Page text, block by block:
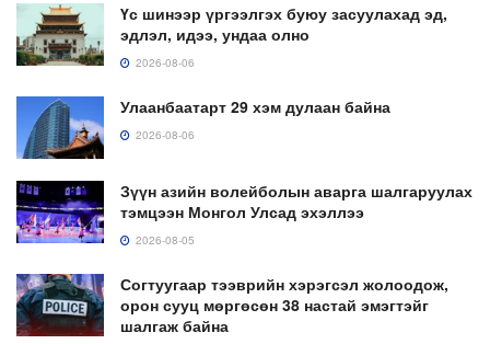
Үс шинээр үргээлгэх буюу засуулахад эд,
эдлэл, идээ, ундаа олно
2026-08-06
Улаанбаатарт 29 хэм дулаан байна
2026-08-06
Зүүн азийн волейболын аварга шалгаруулах
тэмцээн Монгол Улсад эхэллээ
2026-08-05
Согтуугаар тээврийн хэрэгсэл жолоодож,
орон сууц мөргөсөн 38 настай эмэгтэйг
шалгаж байна